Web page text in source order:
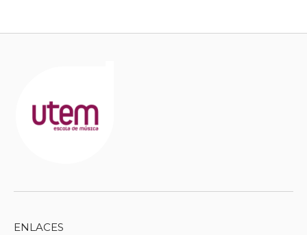
ENLACES